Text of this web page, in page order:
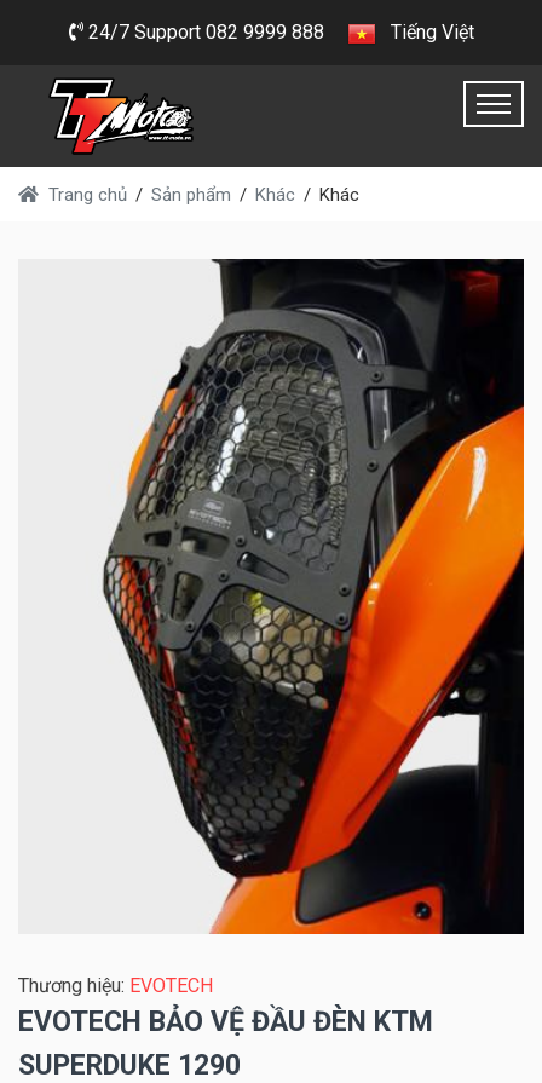
24/7 Support 082 9999 888 Tiếng Việt
Trang chủ Sản phẩm Khác Khác
Thương hiệu: EVOTECH
EVOTECH BẢO VỆ ĐẦU ĐÈN KTM
SUPERDUKE 1290